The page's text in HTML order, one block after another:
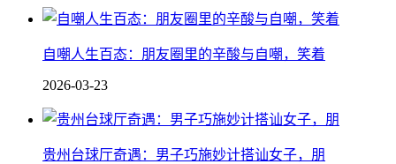
自嘲人生百态：朋友圈里的辛酸与自嘲，笑着
2026-03-23
贵州台球厅奇遇：男子巧施妙计搭讪女子，朋